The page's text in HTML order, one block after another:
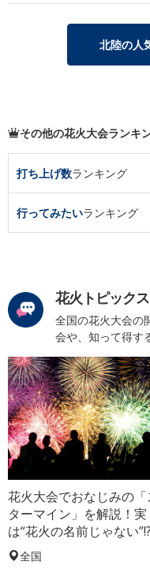
北陸の人
その他の花火大会ランキ
打ち上げ数ランキング
行ってみたいランキング
花火トピックス
全国の花火大会の
会や、知って得す
花火大会でおなじみの「
ターマイン」を解説！実
は“花火の名前じゃない”!?
全国